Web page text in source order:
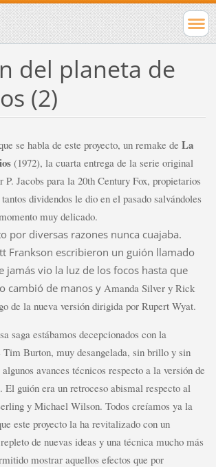
del planeta de
(2)
se habla de este proyecto, un remake de La
(1972), la cuarta entrega de la serie original
Jacobs para la 20th Century Fox, propietarios
dividendos le dio en el pasado salvándoles
muy delicado.
por diversas razones nunca cuajaba.
Frankson escribieron un guión llamado
jamás vio la luz de los focos hasta que
cambió de manos y Amanda Silver y Rick
de la nueva versión dirigida por Rupert Wyat.
saga estábamos decepcionados con la
Tim Burton, muy desangelada, sin brillo y sin
avances técnicos respecto a la versión de
El guión era un retroceso abismal respecto al
y Michael Wilson. Todos creíamos ya la
este proyecto la ha revitalizado con un
de nuevas ideas y una técnica mucho más
mostrar aquellos efectos que por